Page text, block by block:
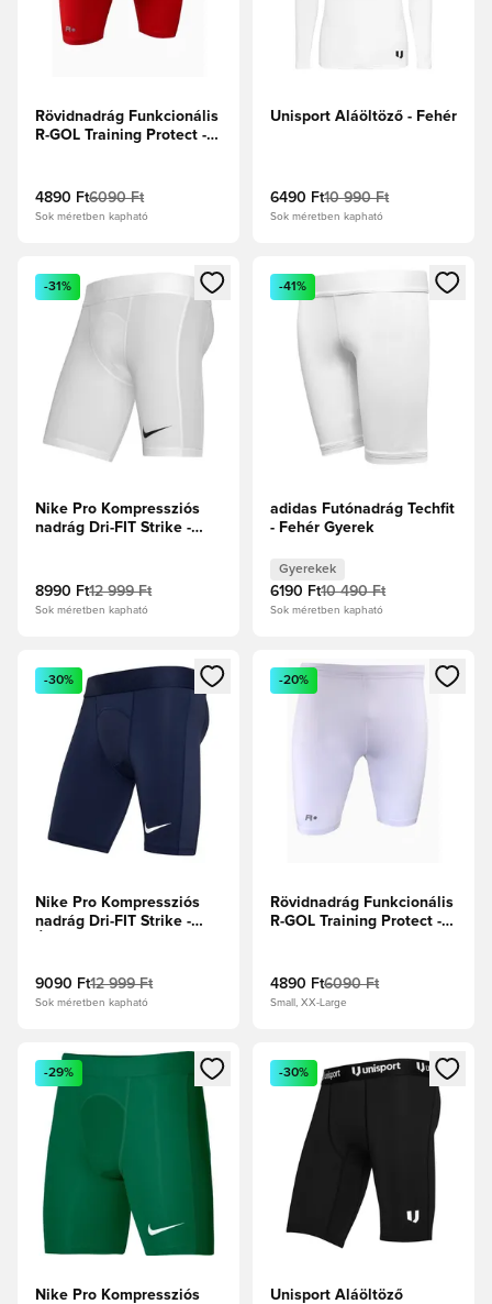
Rövidnadrág Funkcionális
R-GOL Training Protect -
4890 Ft6090 Ft
Sok méretben kapható
Unisport Aláöltöző - Fehér
6490 Ft10 990 Ft
Sok méretben kapható
Megnyit egy modált a bejelentkezéshez vagy a tagként
-31%
Nike Pro Kompressziós
nadrág Dri-FIT Strike -
8990 Ft12 999 Ft
Sok méretben kapható
Megnyit egy modált a
-41%
adidas Futónadrág Techfit
- Fehér Gyerek
Gyerekek
6190 Ft10 490 Ft
Sok méretben kapható
Megnyit egy modált a bejelentkezéshez vagy a tagként
-30%
Nike Pro Kompressziós
nadrág Dri-FIT Strike -
9090 Ft12 999 Ft
Sok méretben kapható
Megnyit egy modált a
-20%
Rövidnadrág Funkcionális
R-GOL Training Protect -
4890 Ft6090 Ft
Small, XX-Large
Megnyit egy modált a bejelentkezéshez vagy a tagként
-29%
Nike Pro Kompressziós
Megnyit egy modált a
-30%
Unisport Aláöltöző